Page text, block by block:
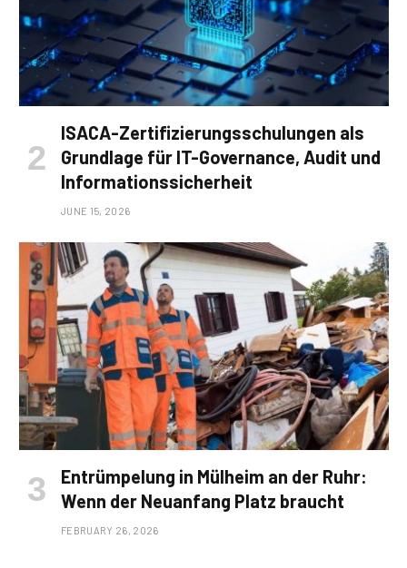
ISACA-Zertifizierungsschulungen als
Grundlage für IT-Governance, Audit und
Informationssicherheit
JUNE 15, 2026
Entrümpelung in Mülheim an der Ruhr:
Wenn der Neuanfang Platz braucht
FEBRUARY 26, 2026